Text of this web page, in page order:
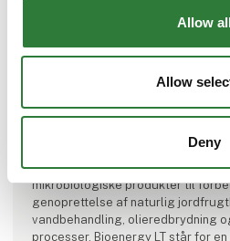
Allow all
Allow
Deny
Produktet er tilføjet af:
BioenergyLT/Danna ApS
Bioenergy LT blev grundlagt i
produktionskapacitet. Ved hjælp af
produktionsteknologier udvikler
mikrobiologiske produkter til
genoprettelse af naturlig
vandbehandling, olieredbrydning
processer. Bioenergy LT står for